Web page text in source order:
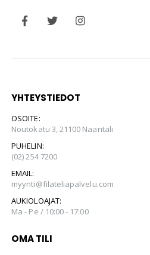
YHTEYSTIEDOT
OSOITE:
Noutokatu 3, 21100 Naantali
PUHELIN:
(02) 254 7200
EMAIL:
myynti@filateliapalvelu.com
AUKIOLOAJAT:
Ma - Pe / 10:00 - 17:00
OMA TILI